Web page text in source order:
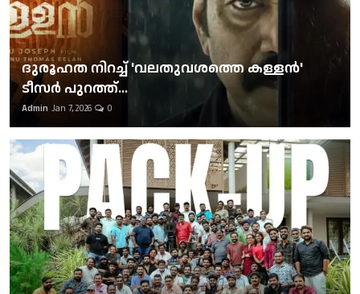
ദുരൂഹത നിറച്ച് 'വലതുവശത്തെ കള്ളന്‍'
ടീസര്‍ പുറത്ത്...
Admin Jan 7, 2026 0